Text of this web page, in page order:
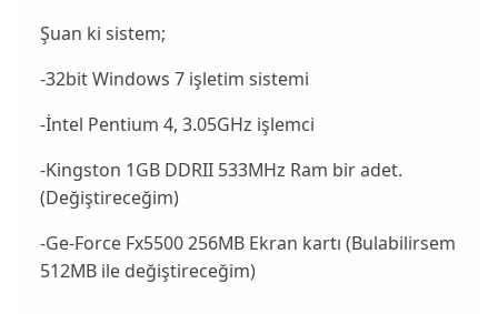
Şuan ki sistem;
-32bit Windows 7 işletim sistemi
-İntel Pentium 4, 3.05GHz işlemci
-Kingston 1GB DDRII 533MHz Ram bir adet.
(Değiştireceğim)
-Ge-Force Fx5500 256MB Ekran kartı (Bulabilirsem
512MB ile değiştireceğim)